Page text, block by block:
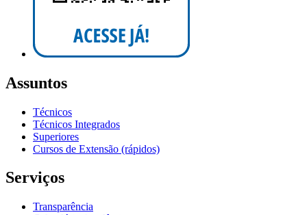
Assuntos
Técnicos
Técnicos Integrados
Superiores
Cursos de Extensão (rápidos)
Serviços
Transparência